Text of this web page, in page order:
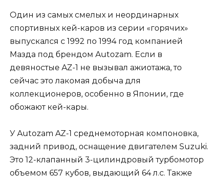
Один из самых смелых и неординарных
спортивных кей-каров из серии «горячих»
выпускался с 1992 по 1994 год компанией
Мазда под брендом Autozam. Если в
девяностые AZ-1 не вызывал ажиотажа, то
сейчас это лакомая добыча для
коллекционеров, особенно в Японии, где
обожают кей-кары.
У Autozam AZ-1 среднемоторная компоновка,
задний привод, оснащение двигателем Suzuki.
Это 12-клапанный 3-цилиндровый турбомотор
объемом 657 кубов, выдающий 64 л.с. Также